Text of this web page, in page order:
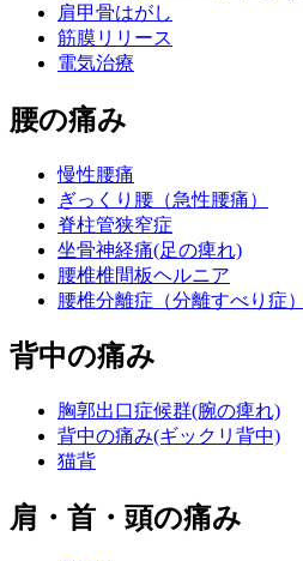
肩甲骨はがし
筋膜リリース
電気治療
腰の痛み
慢性腰痛
ぎっくり腰（急性腰痛）
脊柱管狭窄症
坐骨神経痛(足の痺れ)
腰椎椎間板ヘルニア
腰椎分離症（分離すべり症）
背中の痛み
胸郭出口症候群(腕の痺れ)
背中の痛み(ギックリ背中)
猫背
肩・首・頭の痛み